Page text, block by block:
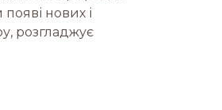
нових і
розгладжує